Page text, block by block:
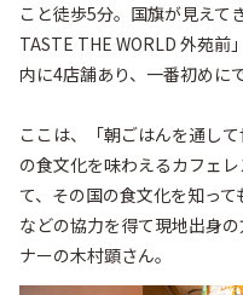
こと徒歩5分。国旗が見えて
TASTE THE WORLD 外苑前
内に4店舗あり、一番初めに
ここは、「朝ごはんを通し
の食文化を味わえるカフェ
て、その国の食文化を知っ
などの協力を得て現地出身
ナーの木村顕さん。